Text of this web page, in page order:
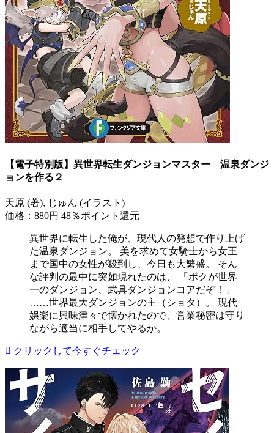
【電子特別版】異世界転生ダンジョンマスター 温泉ダンジ
ョンを作る２
天原 (著), じゅん (イラスト)
価格：880円 48％ポイント還元
異世界に転生した俺が、現代人の発想で作り上げ
た温泉ダンジョン。 美を求めて女騎士から女王
まで国中の女性が殺到し、今日も大繁盛。 そん
な評判の最中に突如現れたのは、 「ボクが世界
一のダンジョン、武具ダンジョンコアだぞ！」
……世界最大ダンジョンの主（ショタ）。 現代
娯楽に興味津々で懐かれたので、営業秘密は守り
ながら適当に相手してやるか。
クリックして今すぐチェック